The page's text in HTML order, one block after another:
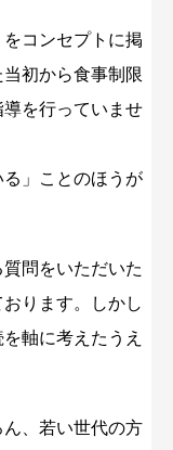
コンセプトに掲
初から食事制限
を行っていませ
」ことのほうが
問をいただいた
ります。しかし
軸に考えたうえ
、若い世代の方